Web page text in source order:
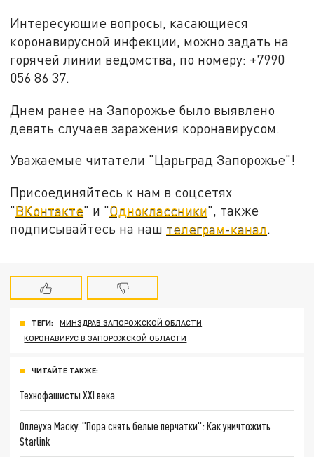
Интересующие вопросы, касающиеся
коронавирусной инфекции, можно задать на
горячей линии ведомства, по номеру: +7990
056 86 37.
Днем ранее на Запорожье было выявлено
девять случаев заражения коронавирусом.
Уважаемые читатели "Царьград Запорожье"!
Присоединяйтесь к нам в соцсетях
"ВКонтакте" и "Одноклассники", также
подписывайтесь на наш телеграм-канал.
ТЕГИ:
МИНЗДРАВ ЗАПОРОЖСКОЙ ОБЛАСТИ
КОРОНАВИРУС В ЗАПОРОЖСКОЙ ОБЛАСТИ
ЧИТАЙТЕ ТАКЖЕ:
Технофашисты XXI века
Оплеуха Маску. "Пора снять белые перчатки": Как уничтожить
Starlink